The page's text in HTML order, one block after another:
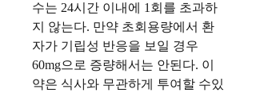
수는 24시간 이내에 1 회를 초과하
지
않는다. 만약 초회용량에서 환
자가 기립성 반응을 보일 경우
60mg으로 증량해서는 안된다. 이
약은 식사와 무관하게 투여할 수있